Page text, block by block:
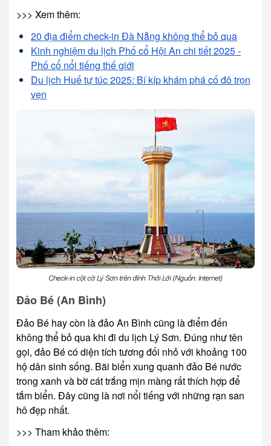
>>> Xem thêm:
20 địa điểm check-in Đà Nẵng không thể bỏ qua
Kinh nghiệm du lịch Phố cổ Hội An chi tiết 2025 -
Phố cổ nổi tiếng thế giới
Du lịch Huế tự túc 2025: Bí kíp khám phá cố đô trọn
vẹn
Check-in cột cờ Lý Sơn trên đỉnh Thới Lới (Nguồn: Internet)
Đảo Bé (An Bình)
Đảo Bé hay còn là đảo An Bình cũng là điểm đến
không thể bỏ qua khi đi du lịch Lý Sơn. Đúng như tên
gọi, đảo Bé có diện tích tương đối nhỏ với khoảng 100
hộ dân sinh sống. Bãi biển xung quanh đảo Bé nước
trong xanh và bờ cát trắng mịn màng rất thích hợp để
tắm biển. Đây cũng là nơi nổi tiếng với những rạn san
hô đẹp nhất.
>>> Tham khảo thêm: